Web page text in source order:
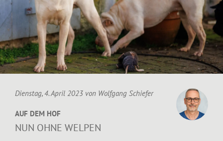
Dienstag, 4. April 2023 von Wolfgang Schiefer
AUF DEM HOF
NUN OHNE WELPEN